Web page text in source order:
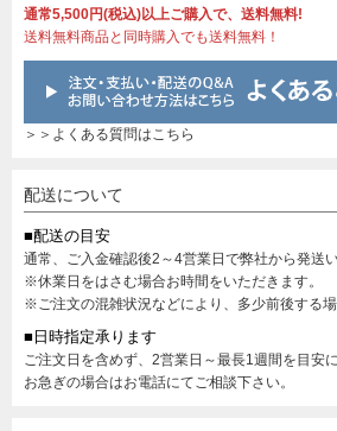
通常5,500円(税込)以上ご購入で、送料無料!
送料無料商品と同時購入でも送料無料！
＞＞よくある質問はこちら
配送について
■配送の目安
通常、ご入金確認後2～4営業日で弊社から発送い
※休業日をはさむ場合お時間をいただきます。
※ご注文の混雑状況などにより、多少前後する場
■日時指定承ります
ご注文日を含めず、2営業日～最長1週間を目安
お急ぎの場合はお電話にてご相談下さい。